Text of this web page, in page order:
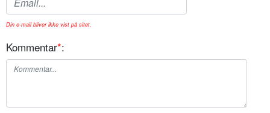
Din e-mail bliver ikke vist på sitet.
Kommentar*: